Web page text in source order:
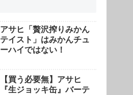
アサヒ「贅沢搾りみかん
テイスト」はみかんチュ
ーハイではない！
【買う必要無】アサヒ
『生ジョッキ缶』バーテ